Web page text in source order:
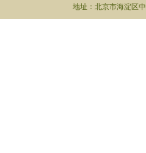
地址：北京市海淀区